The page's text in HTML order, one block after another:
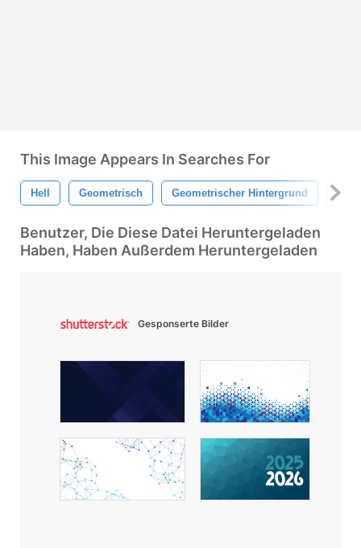
This Image Appears In Searches For
Hell Geometrisch Geometrischer Hintergrund
Benutzer, Die Diese Datei Heruntergeladen
Haben, Haben Außerdem Heruntergeladen
Gesponserte Bilder